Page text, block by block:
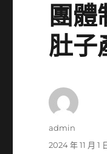
團
肚子
作
admin
發
2024 年 11 月 1